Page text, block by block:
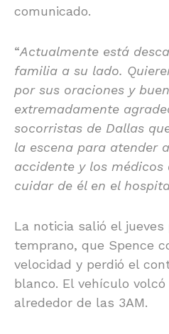
comunicado.
“Actualmente está
familia a su lado.
por sus oraciones y
extremadamente
socorristas de Dallas
la escena para atender
accidente y los
cuidar de él en el
La noticia salió el jueves
temprano, que Spence
velocidad y perdió el
blanco. El vehículo volcó
alrededor de las 3AM.